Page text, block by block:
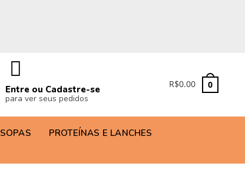
Entre ou Cadastre-se
para ver seus pedidos
R$0.00 0
SOPAS
PROTEÍNAS E LANCHES